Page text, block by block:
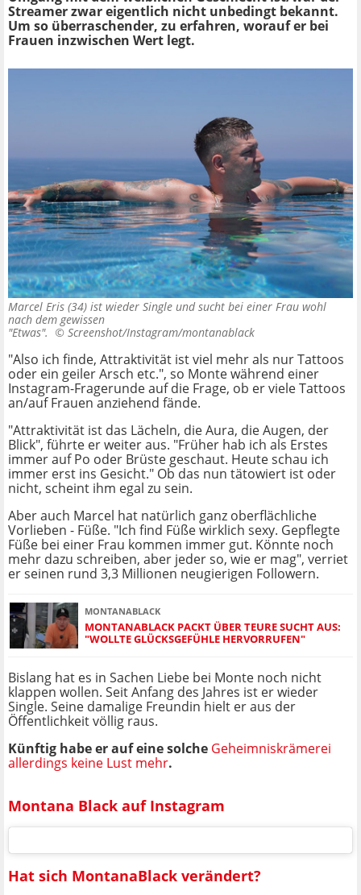
Streamer zwar eigentlich nicht unbedingt bekannt.
Um so überraschender, zu erfahren, worauf er bei
Frauen inzwischen Wert legt.
Marcel Eris (34) ist wieder Single und sucht bei einer Frau wohl
nach dem gewissen
"Etwas". © Screenshot/Instagram/montanablack
"Also ich finde, Attraktivität ist viel mehr als nur Tattoos
oder ein geiler Arsch etc.", so Montewährend einer
Instagram-Fragerundeauf die Frage, ob er viele Tattoos
an/auf Frauen anziehend fände.
"Attraktivität ist das Lächeln, die Aura, die Augen, der
Blick", führte er weiter aus. "Früher hab ich als Erstes
immer auf Po oder Brüste geschaut. Heute schau ich
immer erst ins Gesicht." Ob das nun tätowiert ist oder
nicht, scheint ihm egal zu sein.
Aber auch Marcel hat natürlich ganz oberflächliche
Vorlieben - Füße. "Ich find Füße wirklich sexy. Gepflegte
Füße bei einer Frau kommen immer gut. Könnte noch
mehr dazu schreiben, aber jeder so, wie er mag", verriet
er seinen rund 3,3 Millionen neugierigen Followern.
MONTANABLACK
MONTANABLACK PACKT ÜBER TEURE SUCHT AUS:
"WOLLTE GLÜCKSGEFÜHLE HERVORRUFEN"
Bislang hat es in Sachen Liebe bei Monte noch nicht
klappen wollen. Seit Anfang des Jahres ist er wieder
Single. Seine damalige Freundin hielt er aus der
Öffentlichkeit völlig raus.
Künftig habe er auf eine solche Geheimniskrämerei
allerdings keine Lust mehr.
Montana Black auf Instagram
Hat sich MontanaBlack verändert?